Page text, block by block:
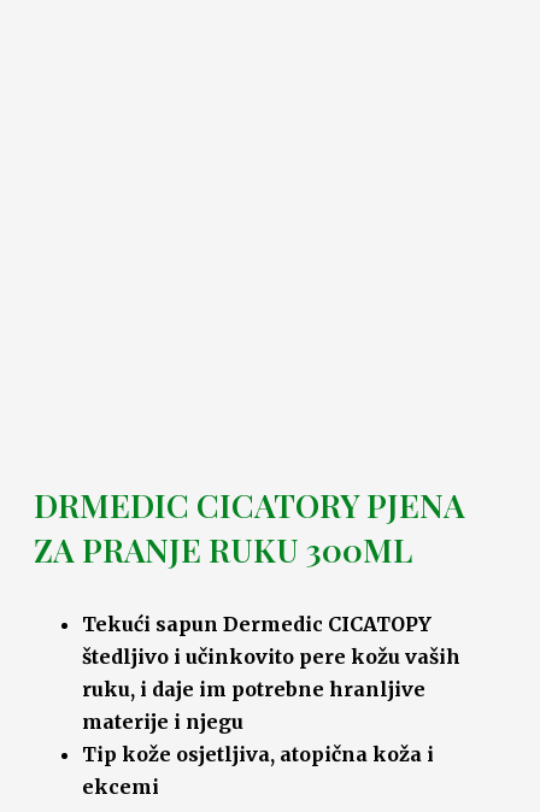
DRMEDIC CICATORY PJENA
ZA PRANJE RUKU 300ML
Tekući sapun Dermedic CICATOPY
štedljivo i učinkovito pere kožu vaših
ruku, i daje im potrebne hranljive
materije i njegu
Tip kože osjetljiva, atopična koža i
ekcemi